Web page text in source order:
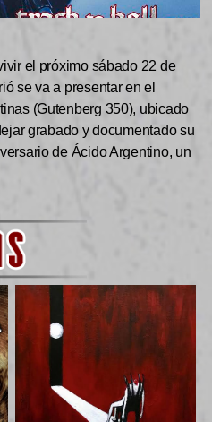
el próximo sábado 22 de
se va a presentar en el
(Gutenberg 350), ubicado
grabado y documentado su
de Ácido Argentino, un